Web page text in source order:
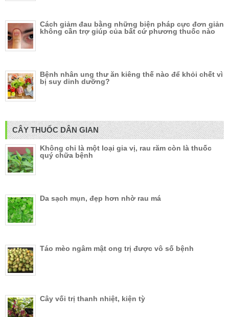
Cách giảm đau bằng những biện pháp cực đơn giản
không cần trợ giúp của bất cứ phương thuốc nào
Bệnh nhân ung thư ăn kiêng thế nào để khỏi chết vì
bị suy dinh dưỡng?
CÂY THUỐC DÂN GIAN
Không chỉ là một loại gia vị, rau răm còn là thuốc
quý chữa bệnh
Da sạch mụn, đẹp hơn nhờ rau má
Táo mèo ngâm mật ong trị được vô số bệnh
Cây vối trị thanh nhiệt, kiện tỳ